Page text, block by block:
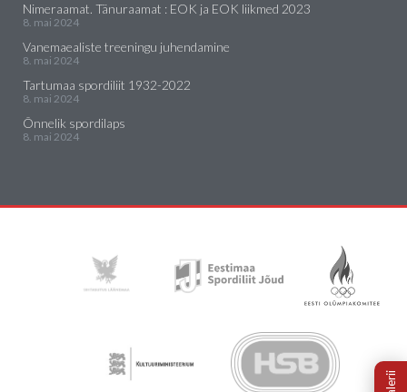
Nimeraamat. Tänuraamat : EOK ja EOK liikmed 2023
8. mai 2024
Vanemaealiste treeningu juhendamine
8. mai 2024
Tartumaa spordiliit 1932-2022
8. mai 2024
Õnnelik spordilaps
8. mai 2024